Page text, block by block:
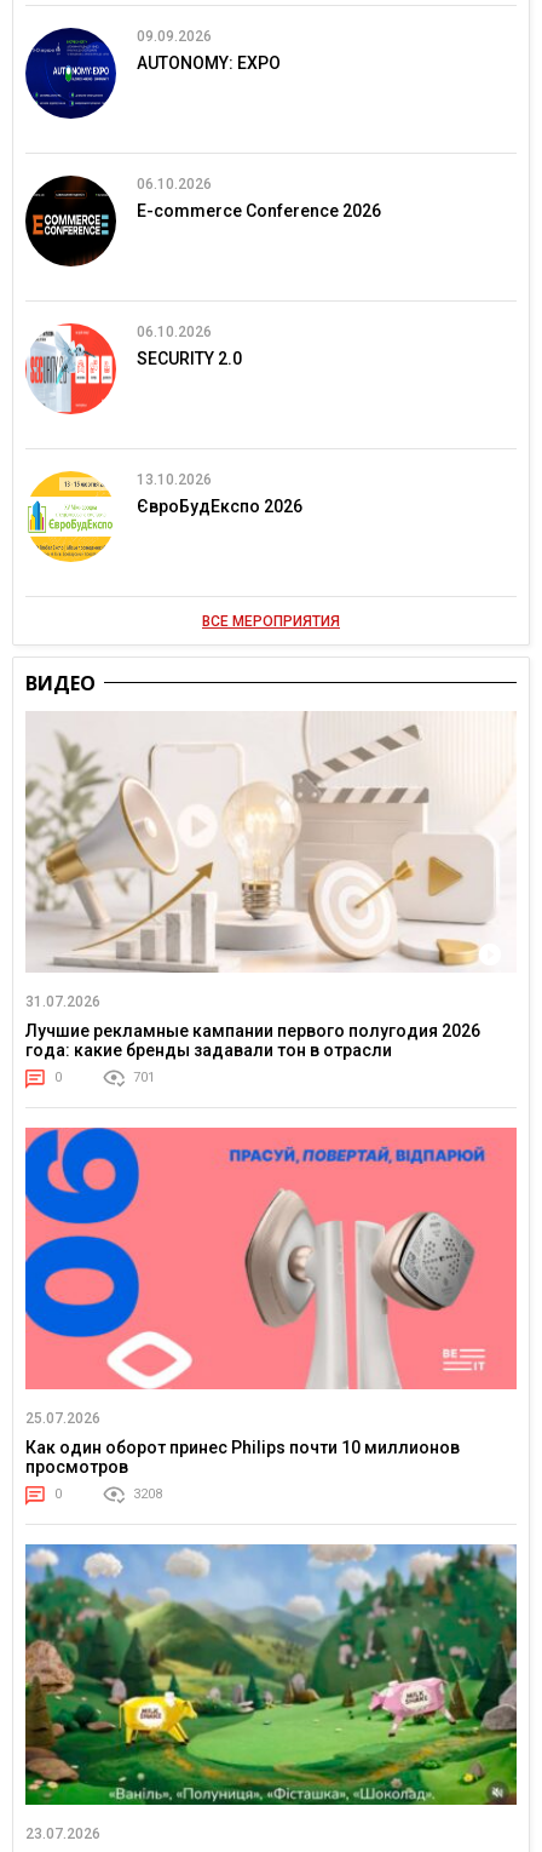
09.09.2026
AUTONOMY: EXPO
06.10.2026
E-commerce Conference 2026
06.10.2026
SECURITY 2.0
13.10.2026
ЄвроБудЕкспо 2026
ВСЕ МЕРОПРИЯТИЯ
ВИДЕО
31.07.2026
Лучшие рекламные кампании первого полугодия 2026
года: какие бренды задавали тон в отрасли
0 701
25.07.2026
Как один оборот принес Philips почти 10 миллионов
просмотров
0 3208
23.07.2026